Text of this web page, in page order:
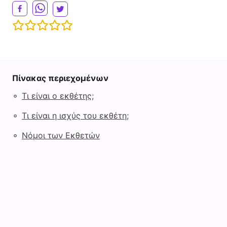
Πίνακας περιεχομένων
◦ Τι είναι ο εκθέτης;
◦ Τι είναι η ισχύς του εκθέτη;
◦ Νόμοι των Εκθετών